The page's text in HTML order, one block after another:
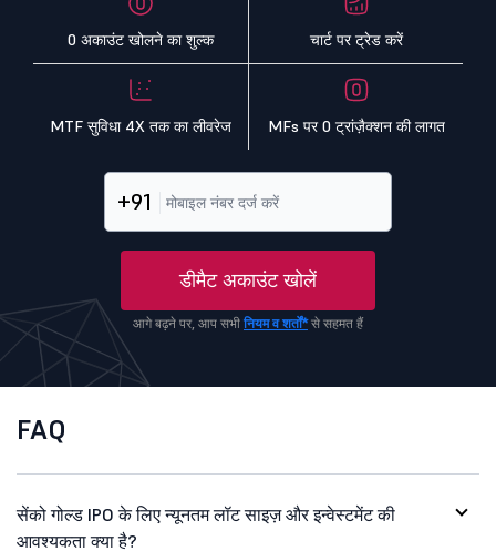
0 अकाउंट खोलने का शुल्क चार्ट पर ट्रेड करें
MTF सुविधा 4X तक का लीवरेज MFs पर 0 ट्रांज़ैक्शन की लागत
+91
डीमैट अकाउंट खोलें
आगे बढ़ने पर, आप सभी नियम व शर्तों*से सहमत हैं
FAQ
सेंको गोल्ड IPO के लिए न्यूनतम लॉट साइज़ और इन्वेस्टमेंट की
आवश्यकता क्या है?